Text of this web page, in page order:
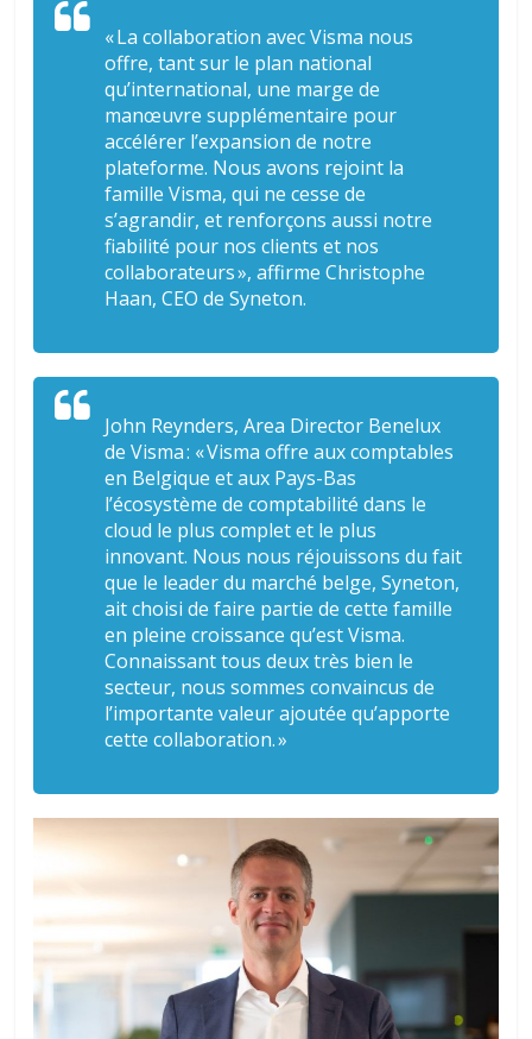
« La collaboration avec Visma nous
offre, tant sur le plan national
qu’international, une marge de
manœuvre supplémentaire pour
accélérer l’expansion de notre
plateforme. Nous avons rejoint la
famille Visma, qui ne cesse de
s’agrandir, et renforçons aussi notre
fiabilité pour nos clients et nos
collaborateurs », affirme Christophe
Haan, CEO de Syneton.
John Reynders, Area Director Benelux
de Visma : « Visma offre aux comptables
en Belgique et aux Pays-Bas
l’écosystème de comptabilité dans le
cloud le plus complet et le plus
innovant. Nous nous réjouissons du fait
que le leader du marché belge, Syneton,
ait choisi de faire partie de cette famille
en pleine croissance qu’est Visma.
Connaissant tous deux très bien le
secteur, nous sommes convaincus de
l’importante valeur ajoutée qu’apporte
cette collaboration. »